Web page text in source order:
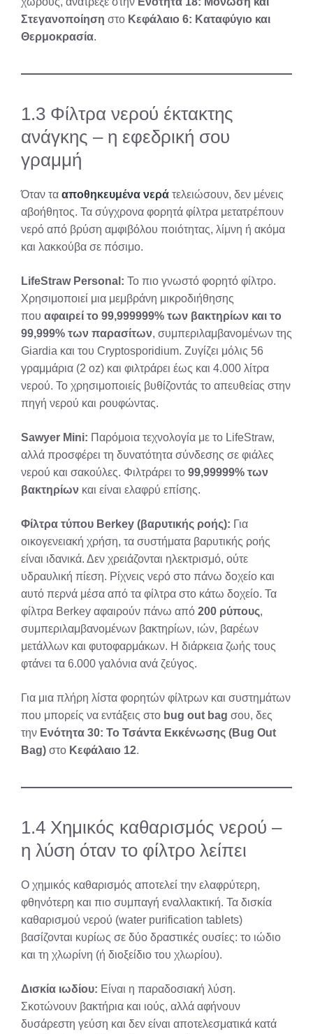
Στεγανοποίηση στο Κεφάλαιο 6: Καταφύγιο και
Θερμοκρασία.
1.3 Φίλτρα νερού έκτακτης
ανάγκης – η εφεδρική σου
γραμμή
Όταν τα αποθηκευμένα νερά τελειώσουν, δεν μένεις
αβοήθητος. Τα σύγχρονα φορητά φίλτρα μετατρέπουν
νερό από βρύση αμφιβόλου ποιότητας, λίμνη ή ακόμα
και λακκούβα σε πόσιμο.
LifeStraw Personal: Το πιο γνωστό φορητό φίλτρο.
Χρησιμοποιεί μια μεμβράνη μικροδιήθησης
που αφαιρεί το 99,999999% των βακτηρίων και το
99,999% των παρασίτων, συμπεριλαμβανομένων της
Giardia και του Cryptosporidium. Ζυγίζει μόλις 56
γραμμάρια (2 oz) και φιλτράρει έως και 4.000 λίτρα
νερού. Το χρησιμοποιείς βυθίζοντάς το απευθείας στην
πηγή νερού και ρουφώντας.
Sawyer Mini: Παρόμοια τεχνολογία με το LifeStraw,
αλλά προσφέρει τη δυνατότητα σύνδεσης σε φιάλες
νερού και σακούλες. Φιλτράρει το 99,99999% των
βακτηρίων και είναι ελαφρύ επίσης.
Φίλτρα τύπου Berkey (βαρυτικής ροής): Για
οικογενειακή χρήση, τα συστήματα βαρυτικής ροής
είναι ιδανικά. Δεν χρειάζονται ηλεκτρισμό, ούτε
υδραυλική πίεση. Ρίχνεις νερό στο πάνω δοχείο και
αυτό περνά μέσα από τα φίλτρα στο κάτω δοχείο. Τα
φίλτρα Berkey αφαιρούν πάνω από 200 ρύπους,
συμπεριλαμβανομένων βακτηρίων, ιών, βαρέων
μετάλλων και φυτοφαρμάκων. Η διάρκεια ζωής τους
φτάνει τα 6.000 γαλόνια ανά ζεύγος.
Για μια πλήρη λίστα φορητών φίλτρων και συστημάτων
που μπορείς να εντάξεις στο bug out bag σου, δες
την Ενότητα 30: Το Τσάντα Εκκένωσης (Bug Out
Bag) στο Κεφάλαιο 12.
1.4 Χημικός καθαρισμός νερού –
η λύση όταν το φίλτρο λείπει
Ο χημικός καθαρισμός αποτελεί την ελαφρύτερη,
φθηνότερη και πιο συμπαγή εναλλακτική. Τα δισκία
καθαρισμού νερού (water purification tablets)
βασίζονται κυρίως σε δύο δραστικές ουσίες: το ιώδιο
και τη χλωρίνη (ή διοξείδιο του χλωρίου).
Δισκία ιωδίου: Είναι η παραδοσιακή λύση.
Σκοτώνουν βακτήρια και ιούς, αλλά αφήνουν
δυσάρεστη γεύση και δεν είναι αποτελεσματικά κατά